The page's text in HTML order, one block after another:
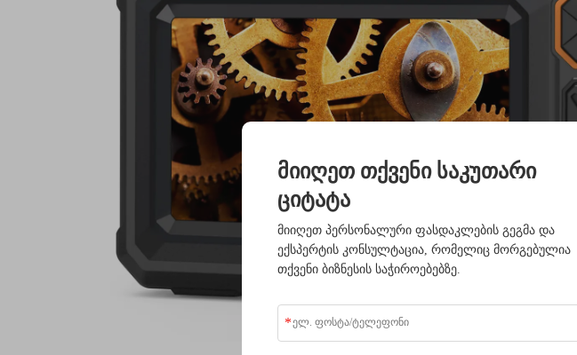
მიიღეთ თქვენი საკუთარი
ციტატა
მიიღეთ პერსონალური ფასდაკლების გეგმა და
ექსპერტის კონსულტაცია, რომელიც მორგებულია
თქვენი ბიზნესის საჭიროებებზე.